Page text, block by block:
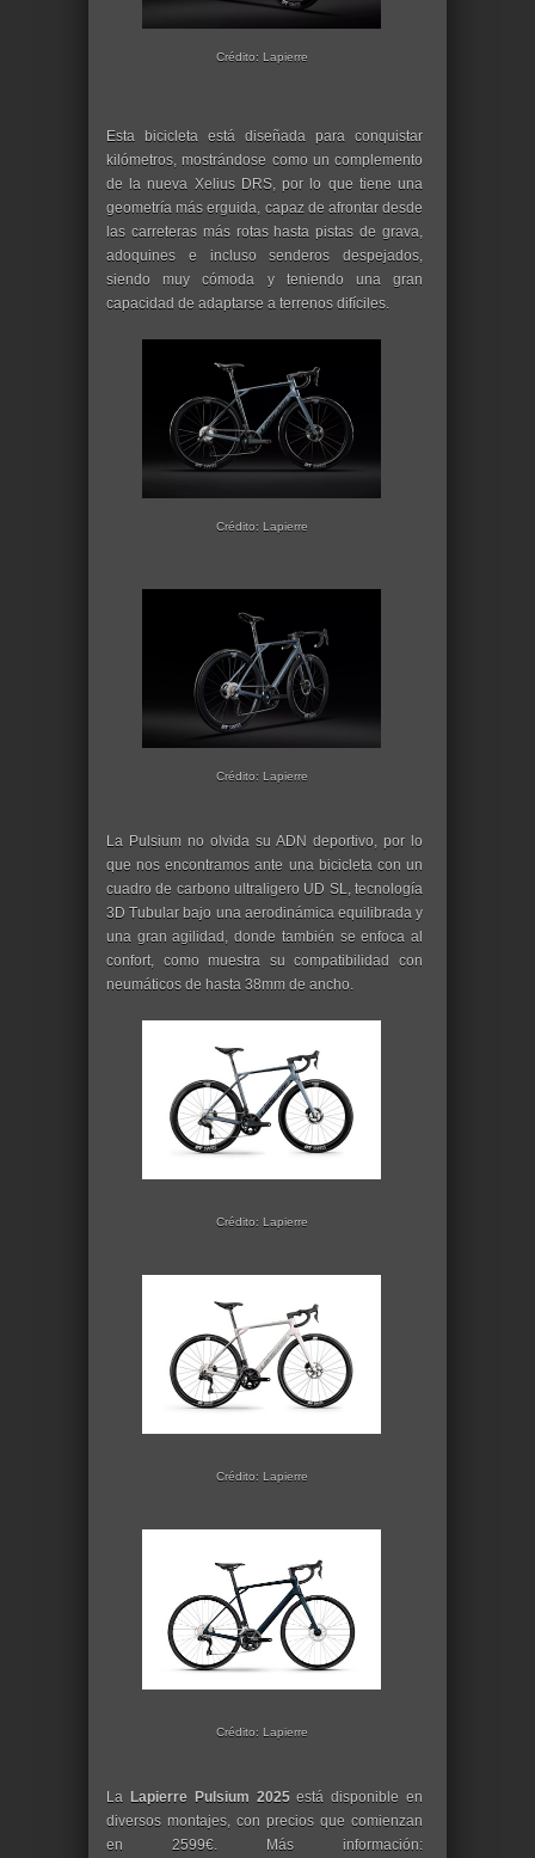
Crédito: Lapierre
Esta bicicleta está diseñada para conquistar
kilómetros, mostrándose como un complemento
de la nueva Xelius DRS, por lo que tiene una
geometría más erguida, capaz de afrontar desde
las carreteras más rotas hasta pistas de grava,
adoquines e incluso senderos despejados,
siendo muy cómoda y teniendo una gran
capacidad de adaptarse a terrenos difíciles.
Crédito: Lapierre
Crédito: Lapierre
La Pulsium no olvida su ADN deportivo, por lo
que nos encontramos ante una bicicleta con un
cuadro de carbono ultraligero UD SL, tecnología
3D Tubular bajo una aerodinámica equilibrada y
una gran agilidad, donde también se enfoca al
confort, como muestra su compatibilidad con
neumáticos de hasta 38mm de ancho.
Crédito: Lapierre
Crédito: Lapierre
Crédito: Lapierre
La Lapierre Pulsium 2025está disponible en
diversos montajes, con precios que comienzan
en 2599€. Más información: